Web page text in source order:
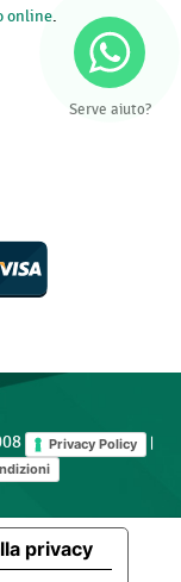
online.
Privacy Policy
Serve aiuto?
privacy